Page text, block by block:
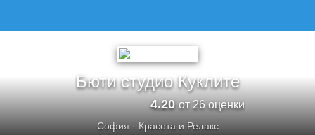
Бюти студио Куклите
4.20от 26 оценки
София· Красота и Релакс